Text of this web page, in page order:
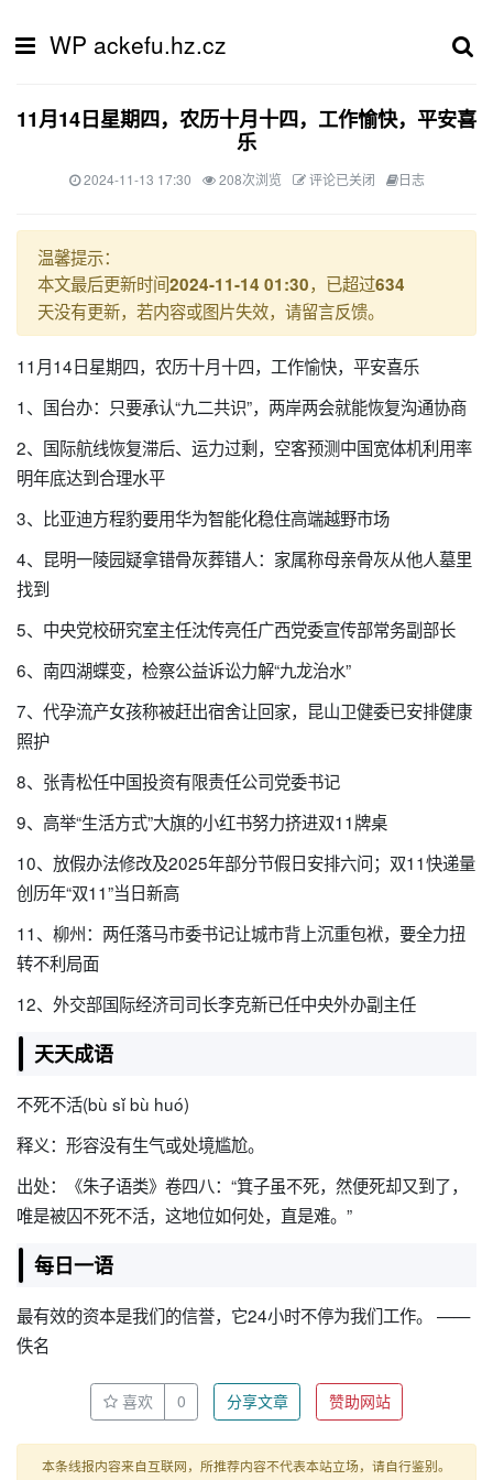
WP ackefu.hz.cz
11月14日星期四，农历十月十四，工作愉快，平安喜
乐
2024-11-13 17:30 208次浏览 评论已关闭 日志
温馨提示：
本文最后更新时间2024-11-14 01:30，已超过634
天没有更新，若内容或图片失效，请留言反馈。
11月14日星期四，农历十月十四，工作愉快，平安喜乐
1、国台办：只要承认“九二共识”，两岸两会就能恢复沟通协商
2、国际航线恢复滞后、运力过剩，空客预测中国宽体机利用率
明年底达到合理水平
3、比亚迪方程豹要用华为智能化稳住高端越野市场
4、昆明一陵园疑拿错骨灰葬错人：家属称母亲骨灰从他人墓里
找到
5、中央党校研究室主任沈传亮任广西党委宣传部常务副部长
6、南四湖蝶变，检察公益诉讼力解“九龙治水”
7、代孕流产女孩称被赶出宿舍让回家，昆山卫健委已安排健康
照护
8、张青松任中国投资有限责任公司党委书记
9、高举“生活方式”大旗的小红书努力挤进双11牌桌
10、放假办法修改及2025年部分节假日安排六问；双11快递量
创历年“双11”当日新高
11、柳州：两任落马市委书记让城市背上沉重包袱，要全力扭
转不利局面
12、外交部国际经济司司长李克新已任中央外办副主任
天天成语
不死不活(bù sǐ bù huó)
释义：形容没有生气或处境尴尬。
出处：《朱子语类》卷四八：“箕子虽不死，然便死却又到了，
唯是被囚不死不活，这地位如何处，直是难。”
每日一语
最有效的资本是我们的信誉，它24小时不停为我们工作。 ——
佚名
喜欢 0 分享文章 赞助网站
本条线报内容来自互联网，所推荐内容不代表本站立场，请自行鉴别。